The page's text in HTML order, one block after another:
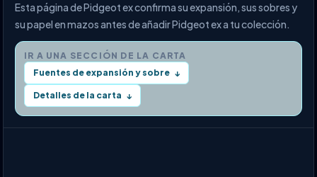
Esta página de Pidgeot ex confirma su expansión, sus sobres y
su papel en mazos antes de añadir Pidgeot ex a tu colección.
IR A UNA SECCIÓN DE LA CARTA
Fuentes de expansión y sobre ↓
Detalles de la carta ↓